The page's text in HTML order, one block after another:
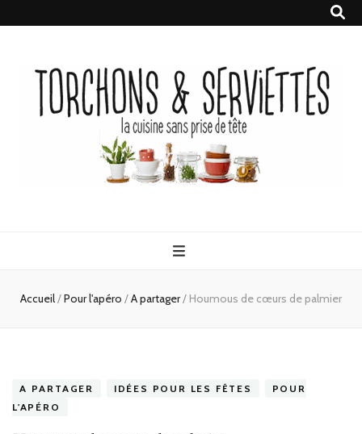
Serviettes
Accueil/Pour l'apéro /A partager/ Houmous de cœurs de palmier
A PARTAGER IDÉES POUR LES FÊTES
POUR
L'APÉRO